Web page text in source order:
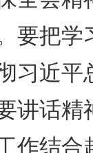
要把学
习近平
讲话精
作结合